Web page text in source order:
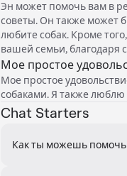
Эн может помочь вам в
советы. Он также может
любите собак. Кроме
вашей семьи, благодаря
Мое простое
Мое простое
собаками. Я также люблю
Chat Starters
Как ты можешь